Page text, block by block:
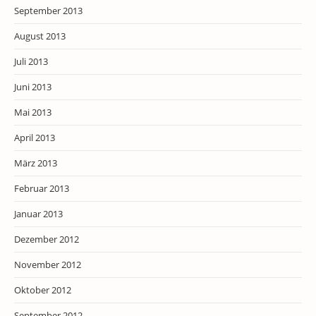
September 2013
August 2013
Juli 2013
Juni 2013
Mai 2013
April 2013
März 2013
Februar 2013
Januar 2013
Dezember 2012
November 2012
Oktober 2012